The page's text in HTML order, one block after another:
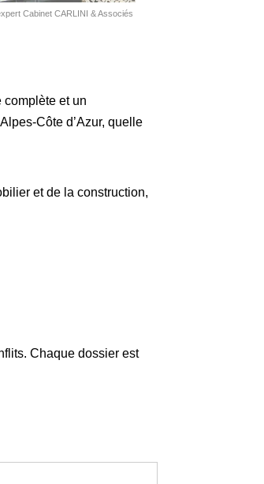
Cabinet CARLINI & Associés
complète et un
Côte d’Azur, quelle
et de la construction,
Chaque dossier est